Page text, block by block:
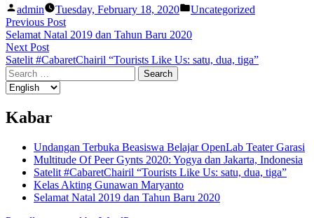
Posted
by
admin Tuesday, February 18, 2020
Posted
Uncategorized
Post
navigation
Previous PostPrevious
post:
Selamat Natal 2019 dan Tahun Baru 2020
Next PostNext
post:
Satelit #CabaretChairil “Tourists Like Us: satu, dua, tiga”
Search
for:
Kabar
Undangan Terbuka Beasiswa Belajar OpenLab Teater Garasi
Multitude Of Peer Gynts 2020: Yogya dan Jakarta, Indonesia
Satelit #CabaretChairil “Tourists Like Us: satu, dua, tiga”
Kelas Akting Gunawan Maryanto
Selamat Natal 2019 dan Tahun Baru 2020